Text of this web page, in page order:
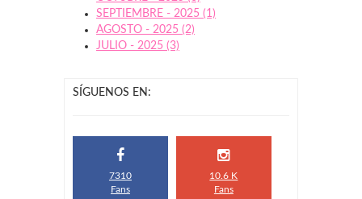
SEPTIEMBRE - 2025 (1)
AGOSTO - 2025 (2)
JULIO - 2025 (3)
SÍGUENOS EN:
7310
Fans
10.6 K
Fans